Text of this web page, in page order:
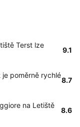
Terst lze
9.1
poměrně rychlé
8.7
na Letiště
8.6